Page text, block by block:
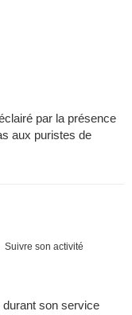
par la présence
aux puristes de
Suivre son activité
durant son service